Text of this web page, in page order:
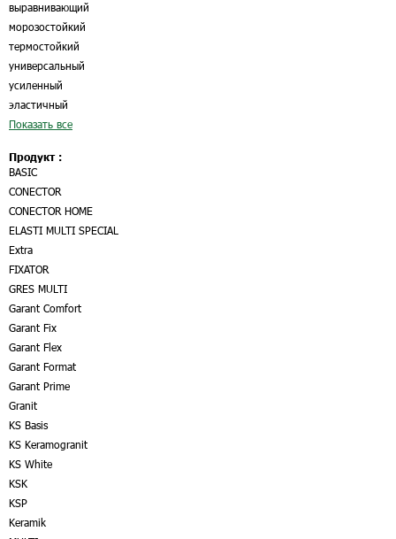
выравнивающий
морозостойкий
термостойкий
универсальный
усиленный
эластичный
Показать все
Продукт :
BASIC
CONECTOR
CONECTOR HOME
ELASTI MULTI SPECIAL
Extra
FIXATOR
GRES MULTI
Garant Comfort
Garant Fix
Garant Flex
Garant Format
Garant Prime
Granit
KS Basis
KS Keramogranit
KS White
KSK
KSP
Keramik